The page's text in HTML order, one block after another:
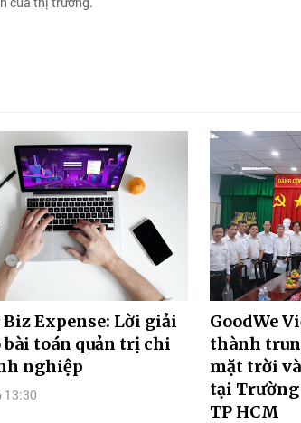
Expense: Lời giải
bài toán quản trị chi
nghiệp
GoodWe
thành
mặt trời
tại Trường
TP HCM